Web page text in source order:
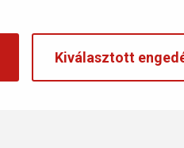
Kiválasztott
használatát.